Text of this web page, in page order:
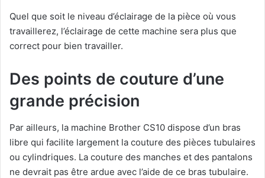
Quel que soit le niveau d’éclairage de la pièce où vous
travaillerez, l’éclairage de cette machine sera plus que
correct pour bien travailler.
Des points de couture d’une
grande précision
Par ailleurs, la machine Brother CS10 dispose d’un bras
libre qui facilite largement la couture des pièces tubulaires
ou cylindriques. La couture des manches et des pantalons
ne devrait pas être ardue avec l’aide de ce bras tubulaire.